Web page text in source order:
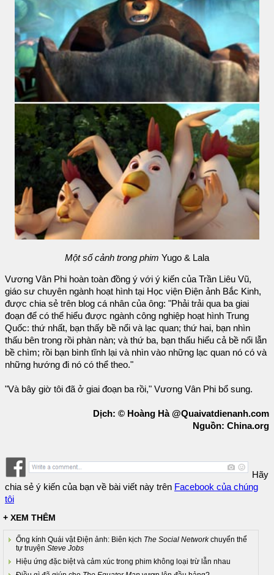
Một số cảnh trong phim Yugo & Lala
Vương Vân Phi hoàn toàn đồng ý với ý kiến của Trần Liêu Vũ,
giáo sư chuyên ngành hoạt hình tại Học viện Điện ảnh Bắc Kinh,
được chia sẻ trên blog cá nhân của ông: "Phải trải qua ba giai
đoạn để có thể hiểu được ngành công nghiệp hoạt hình Trung
Quốc: thứ nhất, bạn thấy bề nổi và lạc quan; thứ hai, bạn nhìn
thấu bên trong rồi phàn nàn; và thứ ba, bạn thấu hiểu cả bề nổi lẫn
bề chìm; rồi bạn bình tĩnh lại và nhìn vào những lạc quan nó có và
những hướng đi nó có thể theo."
"Và bây giờ tôi đã ở giai đoạn ba rồi," Vương Vân Phi bổ sung.
Dịch: © Hoàng Hà @Quaivatdienanh.com
Nguồn: China.org
Hãy
chia sẻ ý kiến của bạn về bài viết này trên Facebook của chúng
tôi
+ XEM THÊM
Ống kính Quái vật Điện ảnh: Biên kịch The Social Networkchuyển thể
tự truyện Steve Jobs
Hiệu ứng đặc biệt và cảm xúc trong phim không loại trừ lẫn nhau